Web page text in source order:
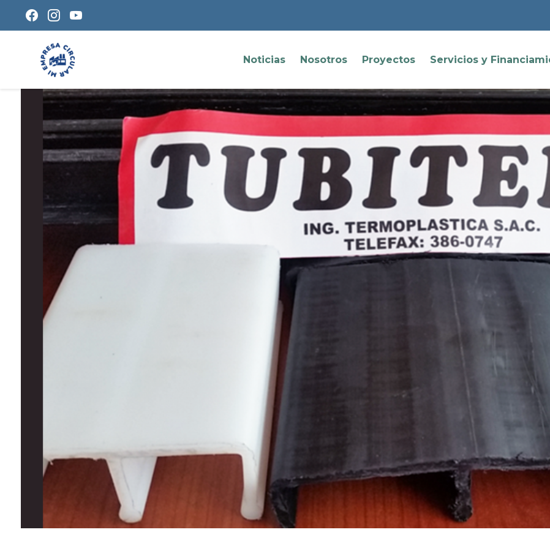
Noticias Nosotros Proyectos Servicios y